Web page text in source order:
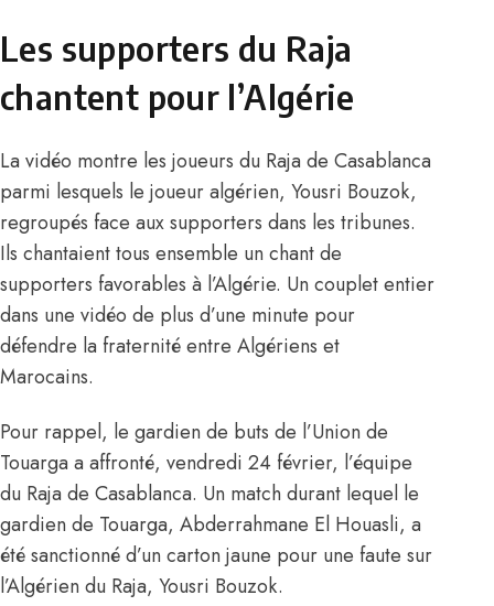
Les supporters du Raja
chantent pour l’Algérie
La vidéo montre les joueurs du Raja de Casablanca
parmi lesquels le joueur algérien, Yousri Bouzok,
regroupés face aux supporters dans les tribunes.
Ils chantaient tous ensemble un chant de
supporters favorables à l’Algérie. Un couplet entier
dans une vidéo de plus d’une minute pour
défendre la fraternité entre Algériens et
Marocains.
Pour rappel, le gardien de buts de l’Union de
Touarga a affronté, vendredi 24 février, l’équipe
du Raja de Casablanca. Un match durant lequel le
gardien de Touarga, Abderrahmane El Houasli, a
été sanctionné d’un carton jaune pour une faute sur
l’Algérien du Raja, Yousri Bouzok.